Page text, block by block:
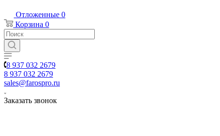
Отложенные 0
Корзина 0
8 937 032 2679
8 937 032 2679
sales@farospro.ru
Заказать звонок